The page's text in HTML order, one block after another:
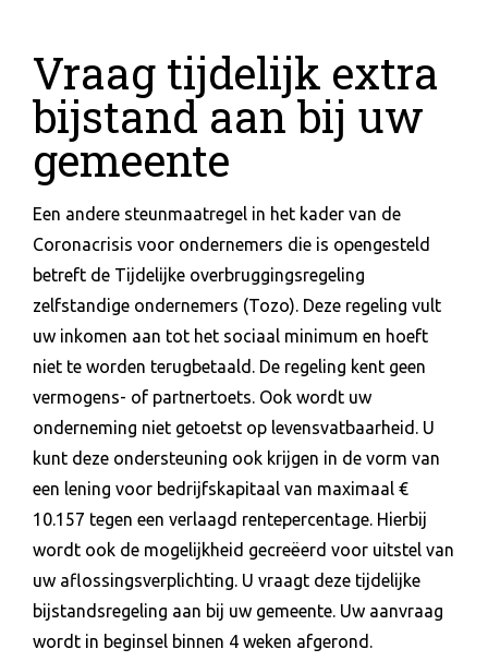
Vraag tijdelijk extra
bijstand aan bij uw
gemeente
Een andere steunmaatregel in het kader van de
Coronacrisis voor ondernemers die is opengesteld
betreft de Tijdelijke overbruggingsregeling
zelfstandige ondernemers (Tozo). Deze regeling vult
uw inkomen aan tot het sociaal minimum en hoeft
niet te worden terugbetaald. De regeling kent geen
vermogens- of partnertoets. Ook wordt uw
onderneming niet getoetst op levensvatbaarheid. U
kunt deze ondersteuning ook krijgen in de vorm van
een lening voor bedrijfskapitaal van maximaal €
10.157 tegen een verlaagd rentepercentage. Hierbij
wordt ook de mogelijkheid gecreëerd voor uitstel van
uw aflossingsverplichting. U vraagt deze tijdelijke
bijstandsregeling aan bij uw gemeente. Uw aanvraag
wordt in beginsel binnen 4 weken afgerond.